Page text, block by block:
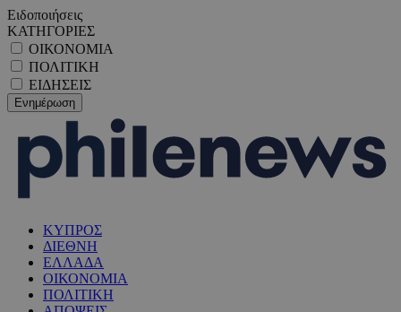
Ειδοποιήσεις
ΚΑΤΗΓΟΡΙΕΣ
ΟΙΚΟΝΟΜΙΑ
ΠΟΛΙΤΙΚΗ
ΕΙΔΗΣΕΙΣ
ΚΥΠΡΟΣ
ΔΙΕΘΝΗ
ΕΛΛΑΔΑ
ΟΙΚΟΝΟΜΙΑ
ΠΟΛΙΤΙΚΗ